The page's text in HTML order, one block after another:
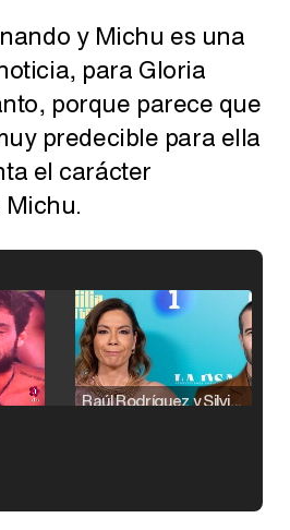
y Michu es una
para Gloria
porque parece que
predecible para ella
el carácter
Raúl Rodríguez y Silvia Taulés nos cuentan su papel en 'La familia de la tele'